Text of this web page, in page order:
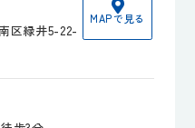
区緑井5-22-
MAPで見る